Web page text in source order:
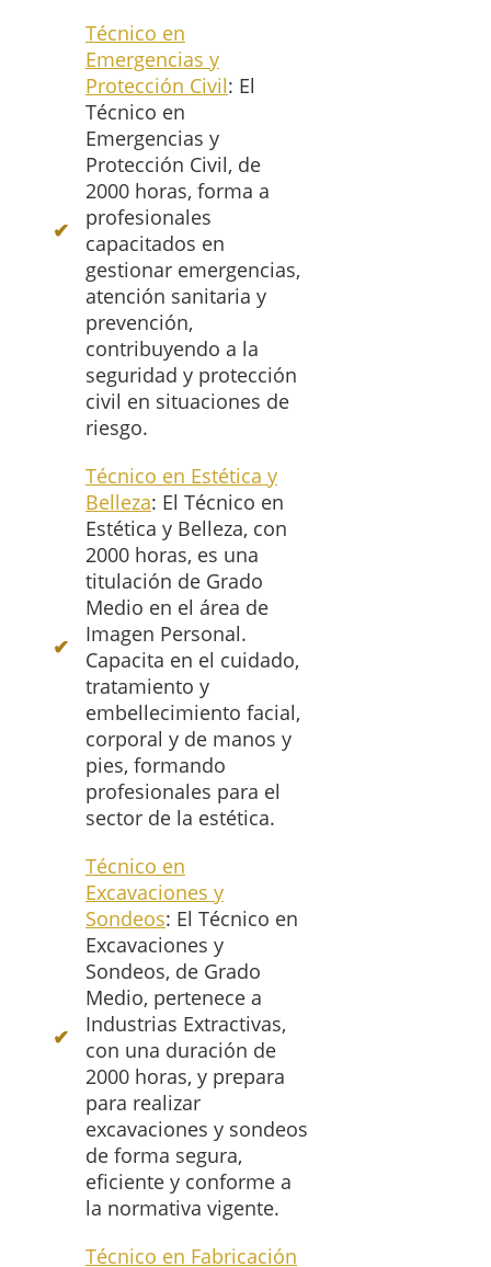
Técnico en
Emergencias y
Protección Civil: El
Técnico en
Emergencias y
Protección Civil, de
2000 horas, forma a
profesionales
capacitados en
gestionar emergencias,
atención sanitaria y
prevención,
contribuyendo a la
seguridad y protección
civil en situaciones de
riesgo.
Técnico en Estética y
Belleza: El Técnico en
Estética y Belleza, con
2000 horas, es una
titulación de Grado
Medio en el área de
Imagen Personal.
Capacita en el cuidado,
tratamiento y
embellecimiento facial,
corporal y de manos y
pies, formando
profesionales para el
sector de la estética.
Técnico en
Excavaciones y
Sondeos: El Técnico en
Excavaciones y
Sondeos, de Grado
Medio, pertenece a
Industrias Extractivas,
con una duración de
2000 horas, y prepara
para realizar
excavaciones y sondeos
de forma segura,
eficiente y conforme a
la normativa vigente.
Técnico en Fabricación